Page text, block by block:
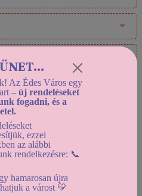
, az elérhető kínálat
Az Édes Város egy
– új rendeléseket
fogadni, és a
ezzel
az alábbi
rendelkezésre: 📞
hamarosan újra
a várost 💛